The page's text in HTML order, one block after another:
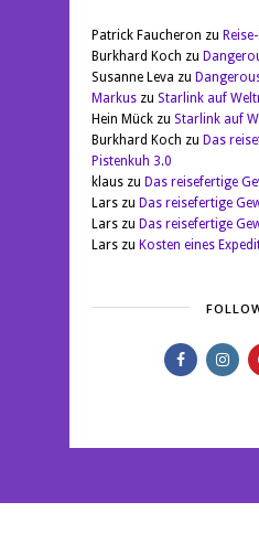
Patrick Faucheron zu
Burkhard Koch zu
Susanne Leva zu
Markuszu Starlink auf
Hein Mückzu Starlink auf
Burkhard Koch zu Das
Pistenkuh 3.0
klauszu Das reisefertige
Larszu Das reisefertige
Larszu Das reisefertige
Larszu Kosten eines